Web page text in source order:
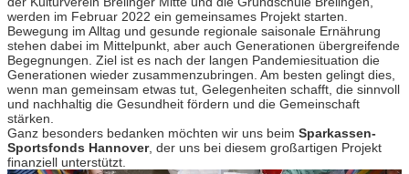
werden im Februar 2022 ein gemeinsames Projekt starten.
Bewegung im Alltag und gesunde regionale saisonale Ernährung
stehen dabei im Mittelpunkt, aber auch Generationen übergreifende
Begegnungen. Ziel ist es nach der langen Pandemiesituation die
Generationen wieder zusammenzubringen. Am besten gelingt dies,
wenn man gemeinsam etwas tut, Gelegenheiten schafft, die sinnvoll
und nachhaltig die Gesundheit fördern und die Gemeinschaft
stärken.
Ganz besonders bedanken möchten wir uns beim Sparkassen-
Sportsfonds Hannover, der uns bei diesem großartigen Projekt
finanziell unterstützt.